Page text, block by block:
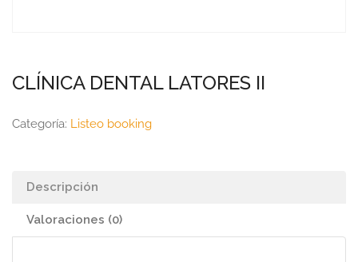
CLÍNICA DENTAL LATORES II
Categoría: Listeo booking
Descripción
Valoraciones (0)